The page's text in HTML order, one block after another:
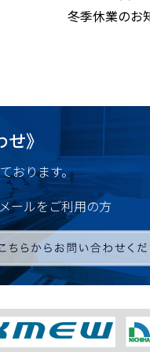
冬季休業のお
せ》
おります。
ールをご利用の方